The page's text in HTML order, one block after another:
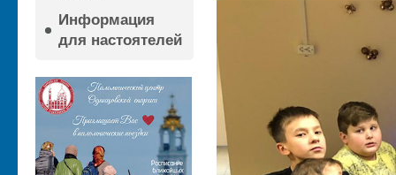
Информация
для настоятелей